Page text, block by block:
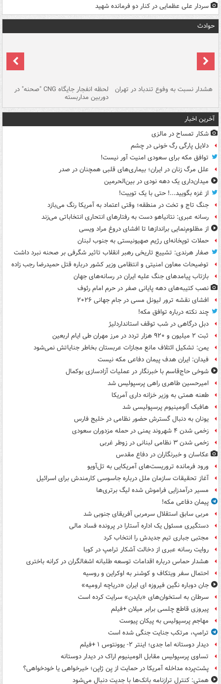
سردار علی عظمایی در کنار دو فرمانده شهید
حوادث
هشدار نسبت به وفوع تندباد در تهران لحظه انفجار جایگاه CNG "صحنه" در
دوربین مداربسته
آخرین اخبار
شکار تمساح در مالزی
دلایل پارگی رگ خونی در چشم
توافق مکه برای سعودی امنیت آور نیست!
علل مرگ زنان در ایران؛ بیماری‌های قلبی همچنان در صدر
میدان‌داری یک دهه نودی در بین‌الحرمین
از غزه بگویید...! حتی با یک توییت!
جنگ تاج و تخت در منطقه؛ وقتی اعتماد به آمریکا رنگ می‌بازد
رسانه عبری: نتانیاهو دست به رفتارهای انتحاری انتخاباتی می‌زند
از مظلوم‌نمایی براندازها تا افشای دروغ مراد ویسی
حملات توپخانه‌ای رژیم صهیونیستی به جنوب لبنان
صفار هرندی: تشییع تاریخی رهبر انقلاب تاثیر شگرفی بر صحنه نبرد داشت
توضیحات معاون امنیتی و انتظامی وزیر کشور درباره قتل حمیدرضا رجب زاده
بازتاب پیامدهای جنگ علیه ایران در رسانه‌های جهان
نصب کتیبه‌های دهه پایانی صفر در حرم امام رئوف
افشای نقشه ترور لیونل مسی در جام جهانی ۲۰۲۶
چند نکته درباره توافق مکه!
دبل درگاهی در شب توقف استانداردلیژ
ثبت ۲ میلیون و ۹۲۰ هزار تردد در مرز مهران طی ایام اربعین
یمن: تشکیل ائتلاف مانع مجازات عربستان بخاطر جنایاتش نمی‌شود
فیدان: ایران هدف پیمان دفاعی مکه نیست
شوخی حاج‌قاسم با خبرنگار در عملیات آزادسازی بوکمال
امیرحسین طاهری راهی پرسپولیس شد
طعنه همتی به وزیر خزانه داری آمریکا
هافبک آلومینیوم پرسپولیسی شد
یونان به دنبال گسترش حضور نظامی در خلیج فارس
زخمی شدن ۴ شهروند یمنی در حمله مزدوران سعودی
زخمی شدن ۳ نظامی لبنانی در زوطر غربی
عکاسان و خبرنگاران در دفاع مقدس
ورود فرمانده تروریست‌های آمریکایی به تل‌آویو
آغاز تحقیقات سازمان ملل درباره جاسوسی کارمندش برای اسرائیل
مسیر درآمدزایی فراموش شده لیگ برتری‌ها
پیمان دفاعی مکه!
مربی سابق استقلال سرمربی آفریقای جنوبی شد
دستگیری مسئول یک اداره آستارا در پرونده فساد مالی
مجتبی جباری تیم جدیدش را انتخاب کرد
روایت رسانه عبری از دخالت آشکار ترامپ در کوبا
هشدار حماس درباره اقدامات توسعه طلبانه اشغالگران در کرانه باختری
احتمال سفر ویتکاف و کوشنر به اوکراین و روسیه
جان دوباره نگین فیروزه ای ایران «دریاچه ارومیه»
سرطان به استخوان‌های «بایدن» سرایت کرده است
پیروزی قاطع چلسی برابر میلان +فیلم
مهاجم پرسپولیس به پیکان پیوست
ترامپ، مرتکب جنایت جنگی شده است
دیدار دوستانه اما جدی؛ اینتر ۲- یوونتوس ۱ +فیلم
تساوی پرسپولیس مقابل الومینیوم اراک در دیدار دوستانه
پشت‌پرده مداخله آمریکا در حمایت از یِن ژاپن؛ خیرخواهی یا خودخواهی؟
همتی: کنترل ترازنامه بانک‌ها با جدیت دنبال می‌شود